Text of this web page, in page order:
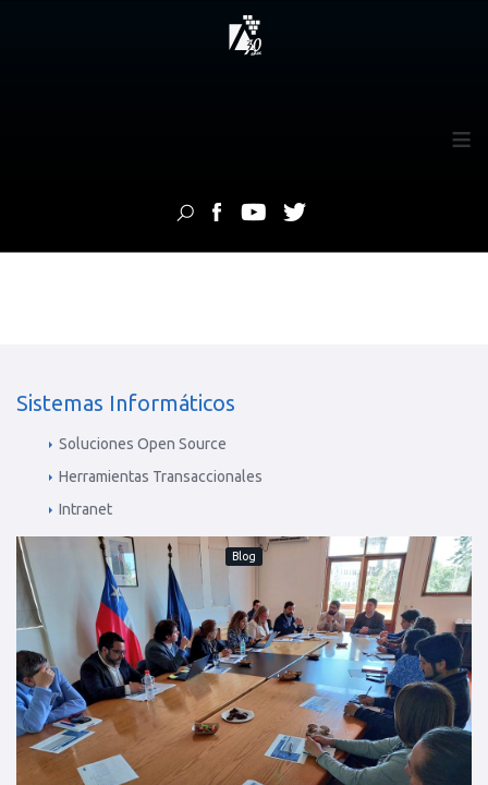
≡
Sistemas Informáticos
Soluciones Open Source
Herramientas Transaccionales
Intranet
Blog